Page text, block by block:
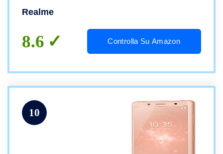
massiva da 5000 mAh，Schermo intero da
Realme
8.6 Controlla Su Amazon
10